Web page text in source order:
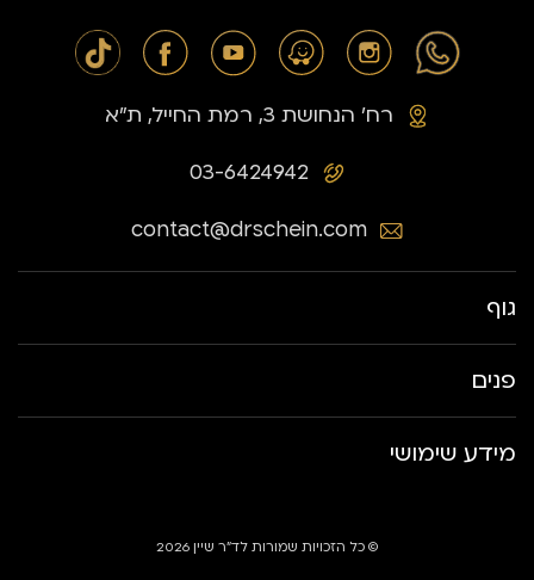
03-6424942
רח׳ הנחושת 3, רמת החייל, ת״א
contact@drschein.com
גוף
פנים
מידע שימושי
© כל הזכויות שמורות לד״ר שיין 2026